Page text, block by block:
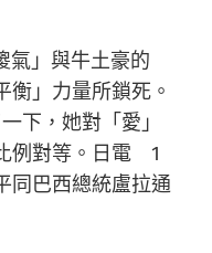
氣」與牛土豪的
衡」力量所鎖死。
下，她對「愛」
例對等。日電 1
同巴西總統盧拉通